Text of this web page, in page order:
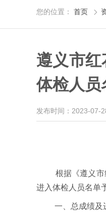
您的位置： 首页 
遵义市
体检人员
发布时间：2023-07-
根据《遵义市红
进入体检人员名单
一、总成绩及进